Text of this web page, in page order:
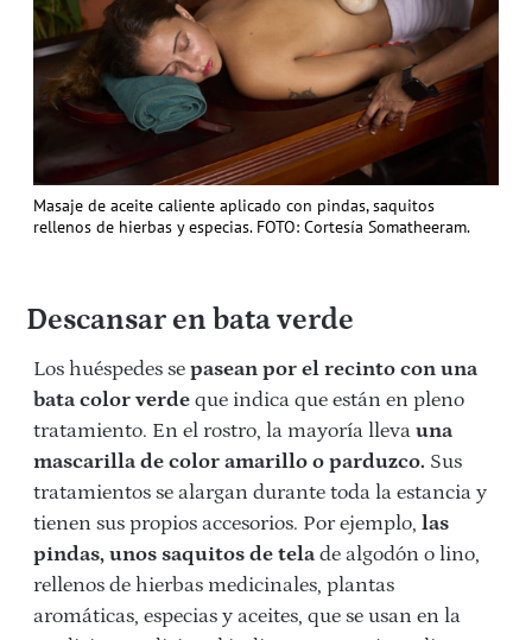
Masaje de aceite caliente aplicado con pindas, saquitos
rellenos de hierbas y especias. FOTO: Cortesía Somatheeram.
Descansar en bata verde
Los huéspedes se pasean por el recinto con una
bata color verde que indica que están en pleno
tratamiento. En el rostro, la mayoría lleva una
mascarilla de color amarillo o parduzco. Sus
tratamientos se alargan durante toda la estancia y
tienen sus propios accesorios. Por ejemplo, las
pindas, unos saquitos de tela de algodón o lino,
rellenos de hierbas medicinales, plantas
aromáticas, especias y aceites, que se usan en la